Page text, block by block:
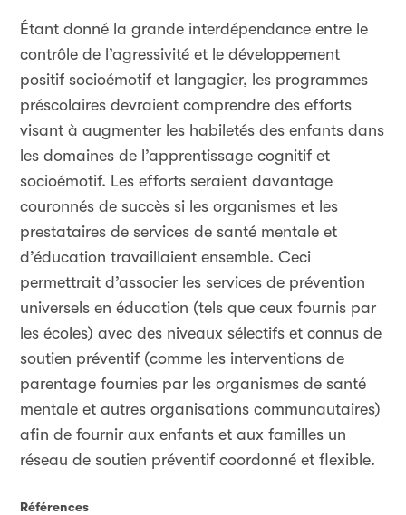
Étant donné la grande interdépendance entre le
contrôle de l’agressivité et le développement
positif socioémotif et langagier, les programmes
préscolaires devraient comprendre des efforts
visant à augmenter les habiletés des enfants dans
les domaines de l’apprentissage cognitif et
socioémotif. Les efforts seraient davantage
couronnés de succès si les organismes et les
prestataires de services de santé mentale et
d’éducation travaillaient ensemble. Ceci
permettrait d’associer les services de prévention
universels en éducation (tels que ceux fournis par
les écoles) avec des niveaux sélectifs et connus de
soutien préventif (comme les interventions de
parentage fournies par les organismes de santé
mentale et autres organisations communautaires)
afin de fournir aux enfants et aux familles un
réseau de soutien préventif coordonné et flexible.
Références